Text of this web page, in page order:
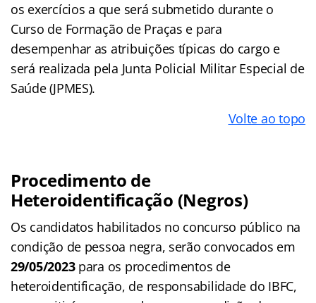
os exercícios a que será submetido durante o
Curso de Formação de Praças e para
desempenhar as atribuições típicas do cargo e
será realizada pela Junta Policial Militar Especial de
Saúde (JPMES).
Volte ao topo
Procedimento de
Heteroidentificação (Negros)
Os candidatos habilitados no concurso público na
condição de pessoa negra, serão convocados em
29/05/2023 para os procedimentos de
heteroidentificação, de responsabilidade do IBFC,